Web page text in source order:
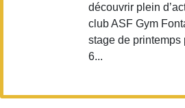
découvrir plein
club ASF Gym
stage de printemps
6...